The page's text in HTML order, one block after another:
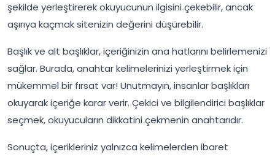
şekilde yerleştirerek okuyucunun ilgisini çekebilir, ancak
aşırıya kaçmak sitenizin değerini düşürebilir.
Başlık ve alt başlıklar, içeriğinizin ana hatlarını belirlemenizi
sağlar. Burada, anahtar kelimelerinizi yerleştirmek için
mükemmel bir fırsat var! Unutmayın, insanlar başlıkları
okuyarak içeriğe karar verir. Çekici ve bilgilendirici başlıklar
seçmek, okuyucuların dikkatini çekmenin anahtarıdır.
Sonuçta, içerikleriniz yalnızca kelimelerden ibaret